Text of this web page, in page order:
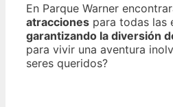
En Parque Warner
atracciones para todas las
garantizando la diversión
para vivir una aventura
seres queridos?